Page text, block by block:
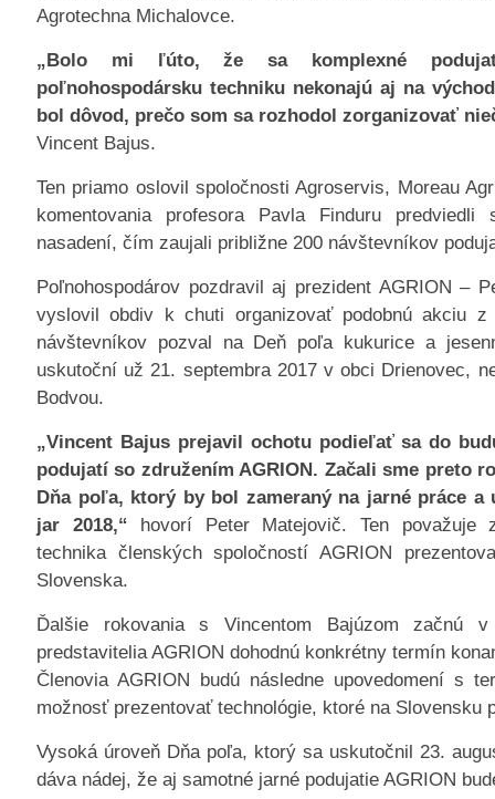
Agrotechna Michalovce.
„Bolo mi ľúto, že sa komplexné
poľnohospodársku techniku nekonajú aj na
bol dôvod, prečo som sa rozhodol zorganizovať
Vincent Bajus.
Ten priamo oslovil spoločnosti Agroservis, Moreau
komentovania profesora Pavla Finduru predviedli
nasadení, čím zaujali približne 200 návštevníkov
Poľnohospodárov pozdravil aj prezident AGRION –
vyslovil obdiv k chuti organizovať podobnú akciu
návštevníkov pozval na Deň poľa kukurice a
uskutoční už 21. septembra 2017 v obci Drienovec,
Bodvou.
„Vincent Bajus prejavil ochotu podieľať sa do
podujatí so združením AGRION. Začali sme preto
Dňa poľa, ktorý by bol zameraný na jarné práce a
jar 2018,“ hovorí Peter Matejovič. Ten považuje
technika členských spoločností AGRION
Slovenska.
Ďalšie rokovania s Vincentom Bajúzom začnú
predstavitelia AGRION dohodnú konkrétny termín
Členovia AGRION budú následne upovedomení s
možnosť prezentovať technológie, ktoré na Slovensku
Vysoká úroveň Dňa poľa, ktorý sa uskutočnil 23.
dáva nádej, že aj samotné jarné podujatie AGRION